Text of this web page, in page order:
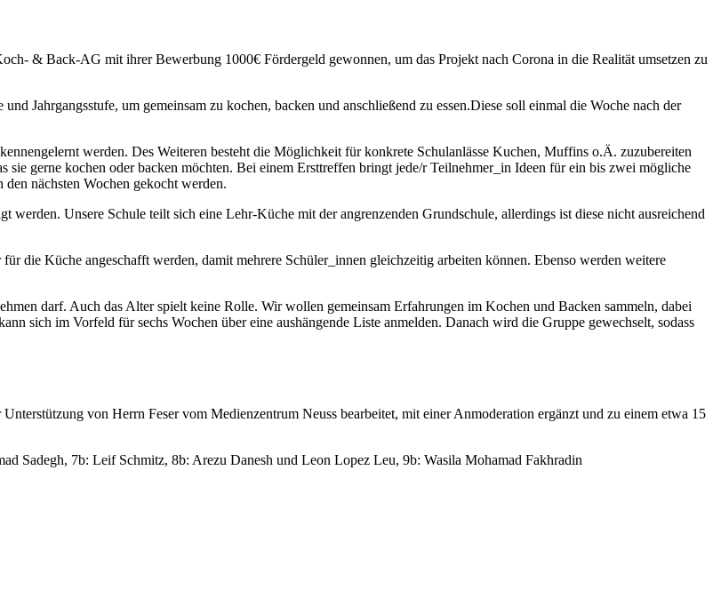
& Back-AG mit ihrer Bewerbung 1000€ Fördergeld gewonnen, um das Projekt nach Corona in die Realität umsetzen zu
Jahrgangsstufe, um gemeinsam zu kochen, backen und anschließend zu essen.Diese soll einmal die Woche nach der
werden. Des Weiteren besteht die Möglichkeit für konkrete Schulanlässe Kuchen, Muffins o.Ä. zuzubereiten
sie gerne kochen oder backen möchten. Bei einem Ersttreffen bringt jede/r Teilnehmer_in Ideen für ein bis zwei mögliche
nächsten Wochen gekocht werden.
Unsere Schule teilt sich eine Lehr-Küche mit der angrenzenden Grundschule, allerdings ist diese nicht ausreichend
die Küche angeschafft werden, damit mehrere Schüler_innen gleichzeitig arbeiten können. Ebenso werden weitere
darf. Auch das Alter spielt keine Rolle. Wir wollen gemeinsam Erfahrungen im Kochen und Backen sammeln, dabei
sich im Vorfeld für sechs Wochen über eine aushängende Liste anmelden. Danach wird die Gruppe gewechselt, sodass
von Herrn Feser vom Medienzentrum Neuss bearbeitet, mit einer Anmoderation ergänzt und zu einem etwa 15
Sadegh, 7b: Leif Schmitz, 8b: Arezu Danesh und Leon Lopez Leu, 9b: Wasila Mohamad Fakhradin